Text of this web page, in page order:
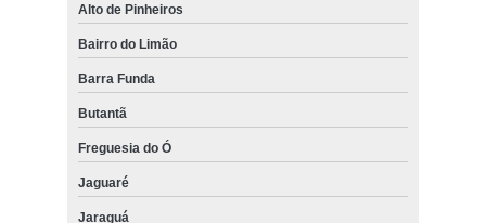
Alto de Pinheiros
Bairro do Limão
Barra Funda
Butantã
Freguesia do Ó
Jaguaré
Jaraguá